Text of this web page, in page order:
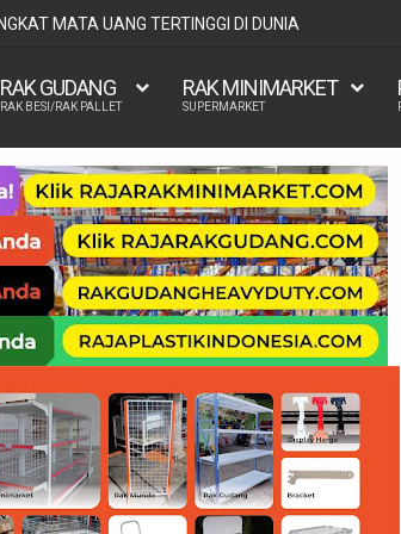
UKURAN KASUR 90x200, 100x200, 120x200,
RAK GUDANG
RAK BESI/RAK PALLET
RAK MINIMARKET
SUPERMARKET